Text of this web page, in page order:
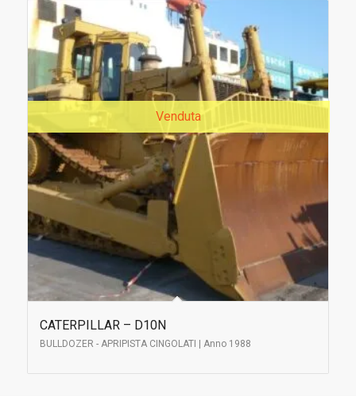
Venduta
CATERPILLAR – D10N
BULLDOZER - APRIPISTA CINGOLATI | Anno 1988